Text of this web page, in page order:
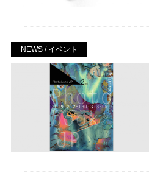
NEWS / イベント